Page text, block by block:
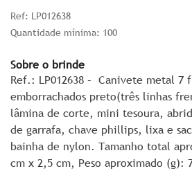
Ref: LP012638
Quantidade mínima: 100
Sobre o brinde
Ref.: LP012638 – Canivete metal 7
emborrachados preto(três linhas
lâmina de corte, mini tesoura,
de garrafa, chave phillips, lixa e
bainha de nylon. Tamanho total
cm x 2,5 cm, Peso aproximado (g):